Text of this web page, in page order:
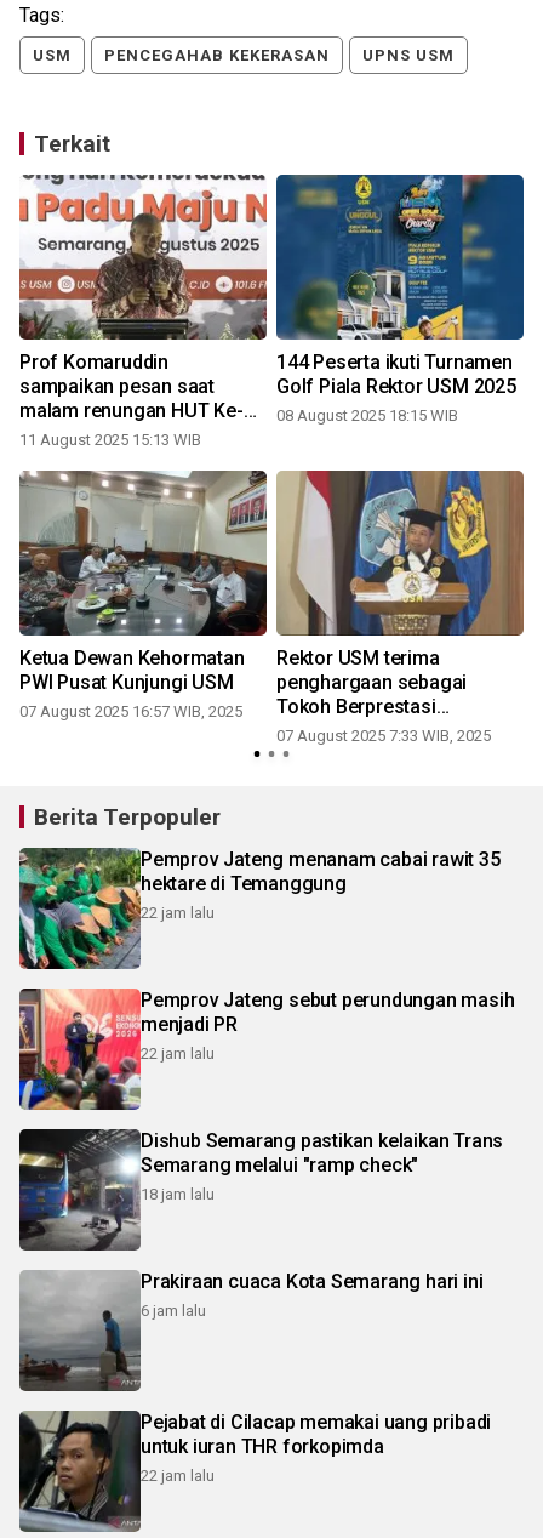
Tags:
USM PENCEGAHAB KEKERASAN UPNS USM
Terkait
Prof Komaruddin
sampaikan pesan saat
malam renungan HUT Ke-80
RI di USM
11 August 2025 15:13 WIB
144 Peserta ikuti Turnamen
Golf Piala Rektor USM 2025
08 August 2025 18:15 WIB
Ketua Dewan Kehormatan
PWI Pusat Kunjungi USM
07 August 2025 16:57 WIB, 2025
Rektor USM terima
penghargaan sebagai
Tokoh Berprestasi
Indonesia 2025
07 August 2025 7:33 WIB, 2025
Berita Terpopuler
Pemprov Jateng menanam cabai rawit 35
hektare di Temanggung
22 jam lalu
Pemprov Jateng sebut perundungan masih
menjadi PR
22 jam lalu
Dishub Semarang pastikan kelaikan Trans
Semarang melalui "ramp check"
18 jam lalu
Prakiraan cuaca Kota Semarang hari ini
6 jam lalu
Pejabat di Cilacap memakai uang pribadi
untuk iuran THR forkopimda
22 jam lalu